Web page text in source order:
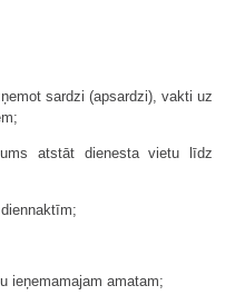
sardzi (apsardzi), vakti uz
atstāt dienesta vietu līdz
ieņemamajam amatam;